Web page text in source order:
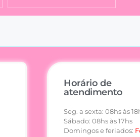
Horário de
atendimento
Seg. a sexta: 08hs às
Sábado: 08hs às 17hs
Domingos e feriados: